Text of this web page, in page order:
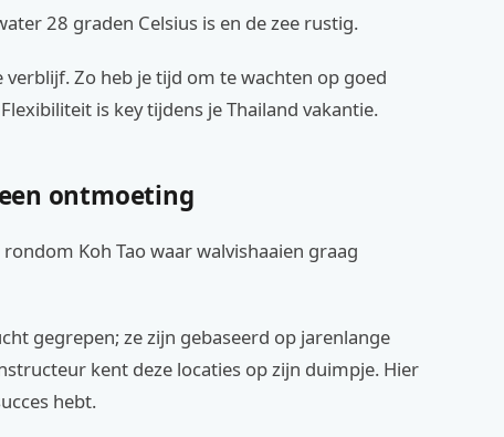
28 graden Celsius is en de zee rustig.
Zo heb je tijd om te wachten op goed
is key tijdens je Thailand vakantie.
ontmoeting
Koh Tao waar walvishaaien graag
gegrepen; ze zijn gebaseerd op jarenlange
kent deze locaties op zijn duimpje. Hier
hebt.